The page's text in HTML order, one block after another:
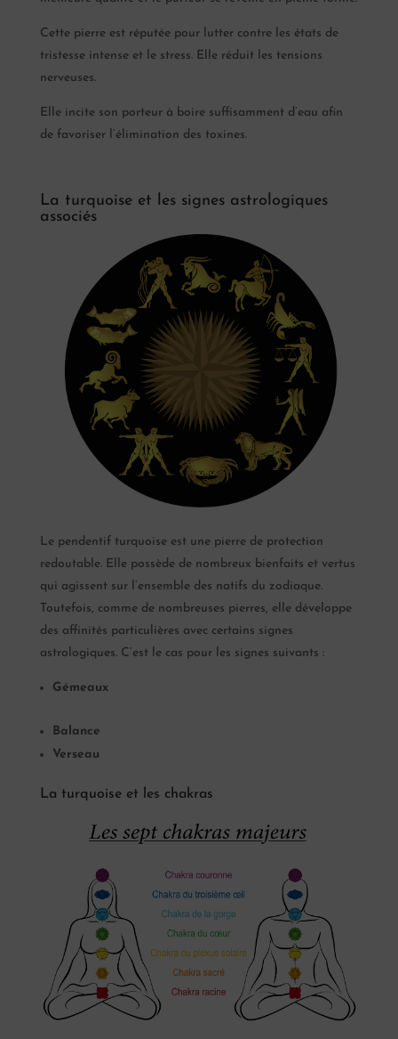
Cette pierre est réputée pour lutter contre les états de
tristesse intense et le stress. Elle réduit les tensions
nerveuses.
Elle incite son porteur à boire suffisamment d’eau afin
de favoriser l’élimination des toxines.
La turquoise et les signes astrologiques
associés
Le pendentif turquoise est une pierre de protection
redoutable. Elle possède de nombreux bienfaits et vertus
qui agissent sur l’ensemble des natifs du zodiaque.
Toutefois, comme de nombreuses pierres, elle développe
des affinités particulières avec certains signes
astrologiques. C’est le cas pour les signes suivants :
Gémeaux
Balance
Verseau
La turquoise et les chakras